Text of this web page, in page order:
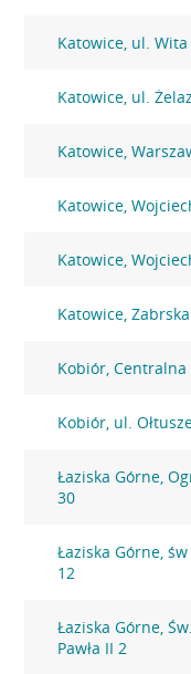
Katowice, ul.
Katowice, ul.
Katowice,
Katowice,
Katowice,
Katowice,
Kobiór, Centralna
Kobiór, ul.
Łaziska Górne,
30
Łaziska Górne,
12
Łaziska Górne,
Pawła II 2